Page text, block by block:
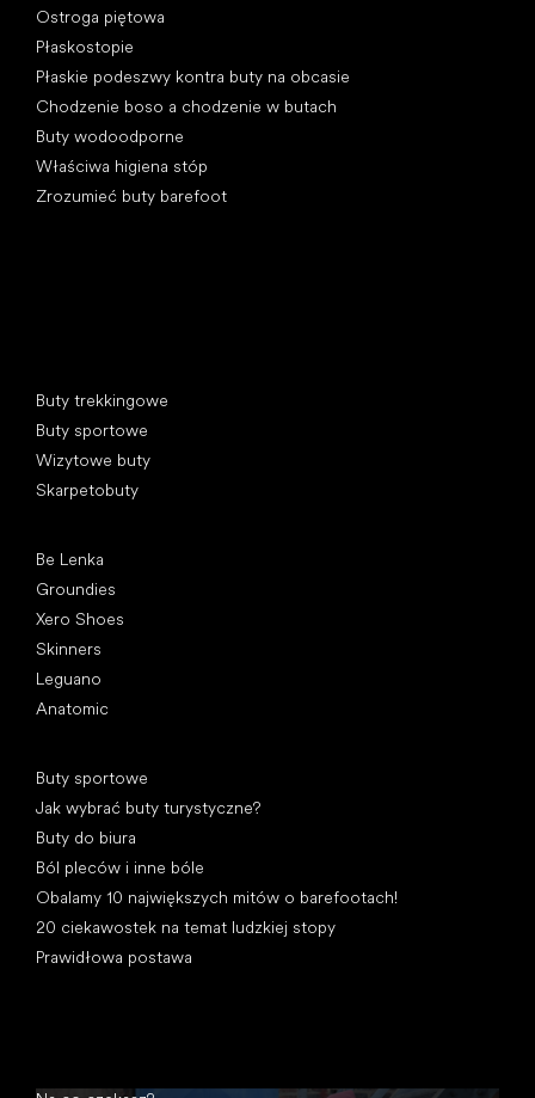
Ostroga piętowa
Płaskostopie
Płaskie podeszwy kontra buty na obcasie
Chodzenie boso a chodzenie w butach
Buty wodoodporne
Właściwa higiena stóp
Zrozumieć buty barefoot
Buty trekkingowe
Buty sportowe
Wizytowe buty
Skarpetobuty
Be Lenka
Groundies
Xero Shoes
Skinners
Leguano
Anatomic
Buty sportowe
Jak wybrać buty turystyczne?
Buty do biura
Ból pleców i inne bóle
Obalamy 10 największych mitów o barefootach!
20 ciekawostek na temat ludzkiej stopy
Prawidłowa postawa